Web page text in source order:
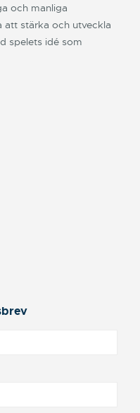
och manliga
att stärka och utveckla
spelets idé som